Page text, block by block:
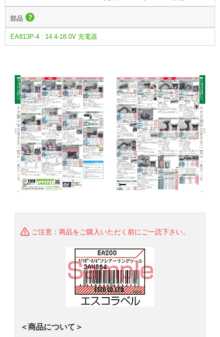
部品
EA813P-4 : 14.4-18.0V 充電器
ご注意：商品をご購入いただく前にご一読下さい。
＜商品について＞